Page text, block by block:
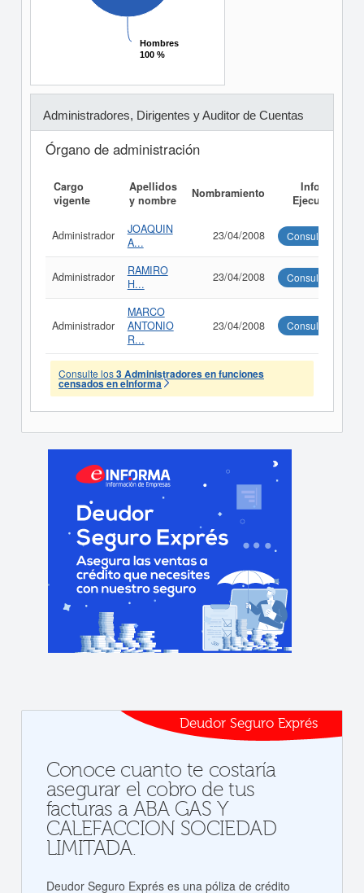
Hombres
100 %
Hombres
100 %
Administradores, Dirigentes y Auditor de Cuentas
Órgano de administración
Cargo
vigente
Apellidos
y nombre
Nombramiento
Informe
Ejecutivo
Administrador
JOAQUIN
A...
23/04/2008 Consultar
Administrador
RAMIRO
H...
23/04/2008 Consultar
Administrador
MARCO
ANTONIO
R...
23/04/2008 Consultar
Consulte los3 Administradores en funciones
censados en eInforma
Deudor Seguro Exprés
Conoce cuanto te costaría
asegurar el cobro de tus
facturas a ABA GAS Y
CALEFACCION SOCIEDAD
LIMITADA.
Deudor Seguro Exprés es una póliza de crédito